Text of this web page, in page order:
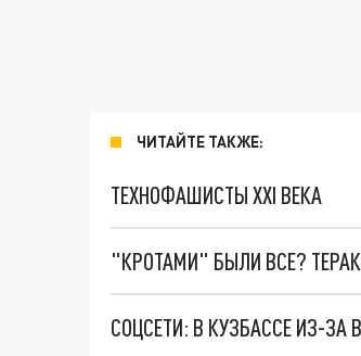
ЧИТАЙТЕ ТАКЖЕ:
ТЕХНОФАШИСТЫ XXI ВЕКА
"КРОТАМИ" БЫЛИ ВСЕ?
СОЦСЕТИ: В КУЗБАССЕ ИЗ-ЗА